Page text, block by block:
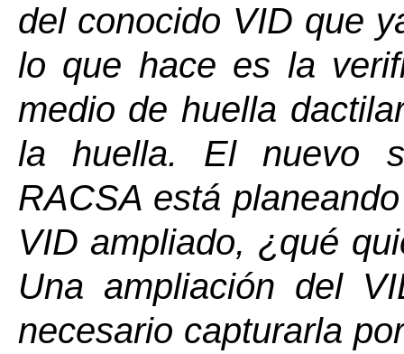
del conocido VID que
lo que hace es la
medio de huella
la huella. El nuevo
RACSA está
VID ampliado, ¿qué
Una ampliación del
necesario capturarla